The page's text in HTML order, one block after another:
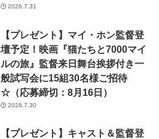
2026.7.31
【プレゼント】マイ・ホン監督登
壇予定！映画『猫たちと7000マイ
ルの旅』監督来日舞台挨拶付き一
般試写会に15組30名様ご招待
☆（応募締切：8月16日）
2026.7.30
【プレゼント】キャスト＆監督登